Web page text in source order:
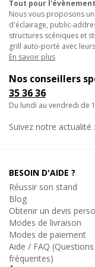
marché.
Utilisations et
haute puissance.
• Raccordement de
• Sonorisation de
Caractéristiques
- Connecteur A :
- Connecteur B :
- Section : 4x2,5mm².
- Longueur : 3m.
- Poids : environ 500g.
Tout pour
Nous vous proposons
d'éclairage, public-
structures scéniques et
grill auto-porté avec
En savoir plus
Nos conseillers
35 36 36
du lundi au vendredi de
Suivez notre actualité :
BESOIN D'AIDE ?
Réussir son stand
Blog
Obtenir un devis
Modes de livraison
Modes de paiement
Aide / FAQ (Questions
fréquentes)